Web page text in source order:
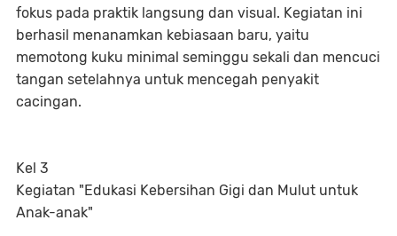
fokus pada praktik langsung dan visual. Kegiatan ini
berhasil menanamkan kebiasaan baru, yaitu
memotong kuku minimal seminggu sekali dan mencuci
tangan setelahnya untuk mencegah penyakit
cacingan.
Kel 3
Kegiatan "Edukasi Kebersihan Gigi dan Mulut untuk
Anak-anak"